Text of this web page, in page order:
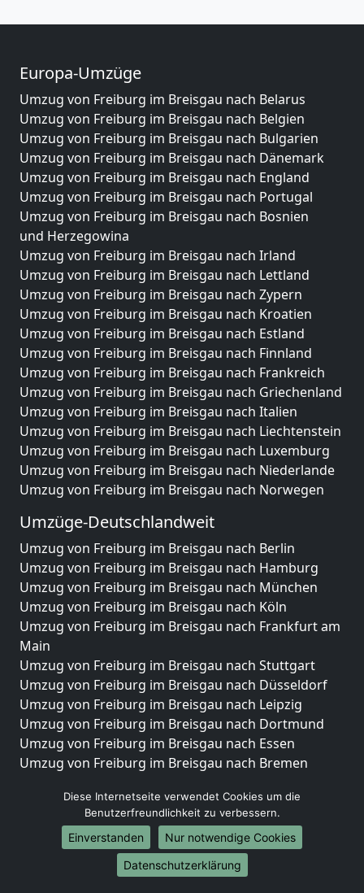
Europa-Umzüge
Umzug von Freiburg im Breisgau nach Belarus
Umzug von Freiburg im Breisgau nach Belgien
Umzug von Freiburg im Breisgau nach Bulgarien
Umzug von Freiburg im Breisgau nach Dänemark
Umzug von Freiburg im Breisgau nach England
Umzug von Freiburg im Breisgau nach Portugal
Umzug von Freiburg im Breisgau nach Bosnien
und Herzegowina
Umzug von Freiburg im Breisgau nach Irland
Umzug von Freiburg im Breisgau nach Lettland
Umzug von Freiburg im Breisgau nach Zypern
Umzug von Freiburg im Breisgau nach Kroatien
Umzug von Freiburg im Breisgau nach Estland
Umzug von Freiburg im Breisgau nach Finnland
Umzug von Freiburg im Breisgau nach Frankreich
Umzug von Freiburg im Breisgau nach Griechenland
Umzug von Freiburg im Breisgau nach Italien
Umzug von Freiburg im Breisgau nach Liechtenstein
Umzug von Freiburg im Breisgau nach Luxemburg
Umzug von Freiburg im Breisgau nach Niederlande
Umzug von Freiburg im Breisgau nach Norwegen
Umzüge-Deutschlandweit
Umzug von Freiburg im Breisgau nach Berlin
Umzug von Freiburg im Breisgau nach Hamburg
Umzug von Freiburg im Breisgau nach München
Umzug von Freiburg im Breisgau nach Köln
Umzug von Freiburg im Breisgau nach Frankfurt am
Main
Umzug von Freiburg im Breisgau nach Stuttgart
Umzug von Freiburg im Breisgau nach Düsseldorf
Umzug von Freiburg im Breisgau nach Leipzig
Umzug von Freiburg im Breisgau nach Dortmund
Umzug von Freiburg im Breisgau nach Essen
Umzug von Freiburg im Breisgau nach Bremen
Umzug von Freiburg im Breisgau nach Hannover
Umzug von Freiburg im Breisgau nach Nürnberg
Umzug von Freiburg im Breisgau nach Duisburg
Umzug von Freiburg im Breisgau nach Bochum
Umzug von Freiburg im Breisgau nach Wuppertal
Diese Internetseite verwendet Cookies um die
Benutzerfreundlichkeit zu verbessern.
Einverstanden
Nur notwendige Cookies
Datenschutzerklärung